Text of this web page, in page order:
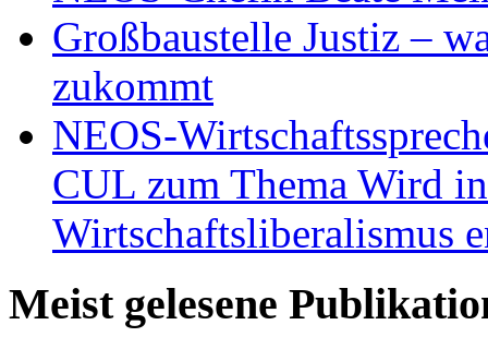
Großbaustelle Justiz –
zukommt
NEOS-
CUL zum Thema Wird
Wirtschaftsliberalismus
Meist gelesene